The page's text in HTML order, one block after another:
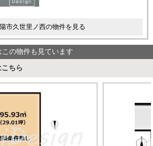
市久世里ノ西の物件を見る
の物件も見ています
ちら